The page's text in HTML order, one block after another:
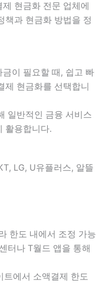
현금화 전문 업체에
책과 현금화 방법을 정
이 필요할 때 , 쉽고 빠
현금화를 선택합니
일반적인 금융 서비스
활용합니다.
LG, U유플러스, 알뜰
한도 내에서 조정 가능
터나 T월드 앱을 통해
트에서 소액결제 한도